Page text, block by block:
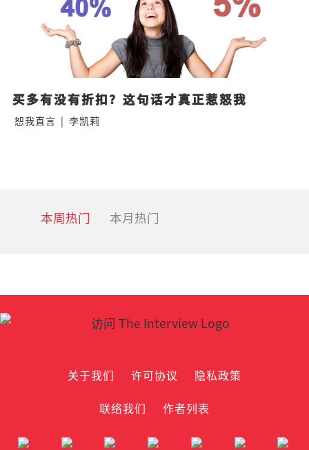
买多有没有折扣？这句话才真正惹怒我
恕我直言 | 李凯莉
本周热门 本月热门
关于我们 许可协议
隐私政策
联络我们
作者列表